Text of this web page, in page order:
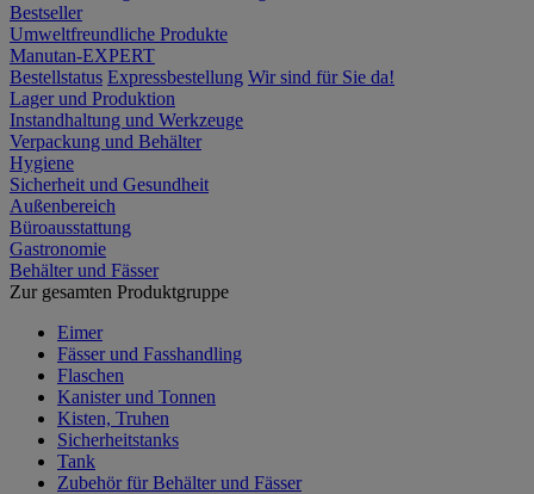
Bestseller
Umweltfreundliche Produkte
Manutan-EXPERT
Bestellstatus Expressbestellung Wir sind für Sie da!
Lager und Produktion
Instandhaltung und Werkzeuge
Verpackung und Behälter
Hygiene
Sicherheit und Gesundheit
Außenbereich
Büroausstattung
Gastronomie
Behälter und Fässer
Zur gesamten Produktgruppe
Eimer
Fässer und Fasshandling
Flaschen
Kanister und Tonnen
Kisten, Truhen
Sicherheitstanks
Tank
Zubehör für Behälter und Fässer